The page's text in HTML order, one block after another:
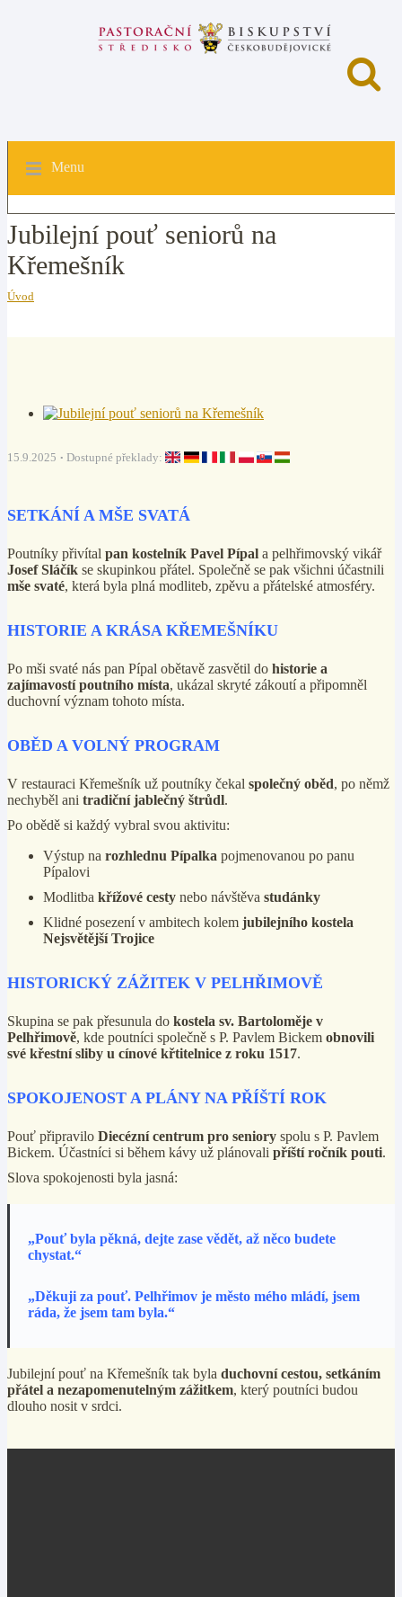
Menu
Jubilejní pouť seniorů na
Křemešník
Úvod
15.9.2025 Dostupné překlady:
SETKÁNÍ A MŠE SVATÁ
Poutníky přivítal pan kostelník Pavel Pípal a pelhřimovský vikář
Josef Sláčík se skupinkou přátel. Společně se pak všichni účastnili
mše svaté, která byla plná modliteb, zpěvu a přátelské atmosféry.
HISTORIE A KRÁSA KŘEMEŠNÍKU
Po mši svaté nás pan Pípal obětavě zasvětil do historie a
zajímavostí poutního místa, ukázal skryté zákoutí a připomněl
duchovní význam tohoto místa.
OBĚD A VOLNÝ PROGRAM
V restauraci Křemešník už poutníky čekal společný oběd, po němž
nechyběl ani tradiční jablečný štrůdl.
Po obědě si každý vybral svou aktivitu:
Výstup na rozhlednu Pípalka pojmenovanou po panu
Pípalovi
Modlitba křížové cesty nebo návštěva studánky
Klidné posezení v ambitech kolem jubilejního kostela
Nejsvětější Trojice
HISTORICKÝ ZÁŽITEK V PELHŘIMOVĚ
Skupina se pak přesunula do kostela sv. Bartoloměje v
Pelhřimově, kde poutníci společně s P. Pavlem Bickem obnovili
své křestní sliby u cínové křtitelnice z roku 1517.
SPOKOJENOST A PLÁNY NA PŘÍŠTÍ ROK
Pouť připravilo Diecézní centrum pro seniory spolu s P. Pavlem
Bickem. Účastníci si během kávy už plánovali příští ročník pouti.
Slova spokojenosti byla jasná:
„Pouť byla pěkná, dejte zase vědět, až něco budete
chystat.“
„Děkuji za pouť. Pelhřimov je město mého mládí, jsem
ráda, že jsem tam byla.“
Jubilejní pouť na Křemešník tak byla duchovní cestou, setkáním
přátel a nezapomenutelným zážitkem, který poutníci budou
dlouho nosit v srdci.